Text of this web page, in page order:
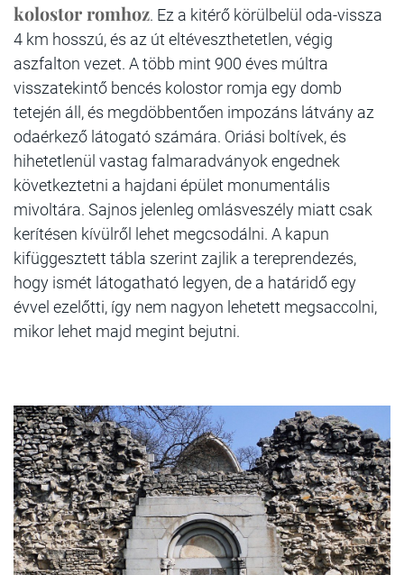
kolostor romhoz. Ez a kitérő körülbelül oda-vissza
4 km hosszú, és az út eltéveszthetetlen, végig
aszfalton vezet. A több mint 900 éves múltra
visszatekintő bencés kolostor romja egy domb
tetején áll, és megdöbbentően impozáns látvány az
odaérkező látogató számára. Oriási boltívek, és
hihetetlenül vastag falmaradványok engednek
következtetni a hajdani épület monumentális
mivoltára. Sajnos jelenleg omlásveszély miatt csak
kerítésen kívülről lehet megcsodálni. A kapun
kifüggesztett tábla szerint zajlik a tereprendezés,
hogy ismét látogatható legyen, de a határidő egy
évvel ezelőtti, így nem nagyon lehetett megsaccolni,
mikor lehet majd megint bejutni.